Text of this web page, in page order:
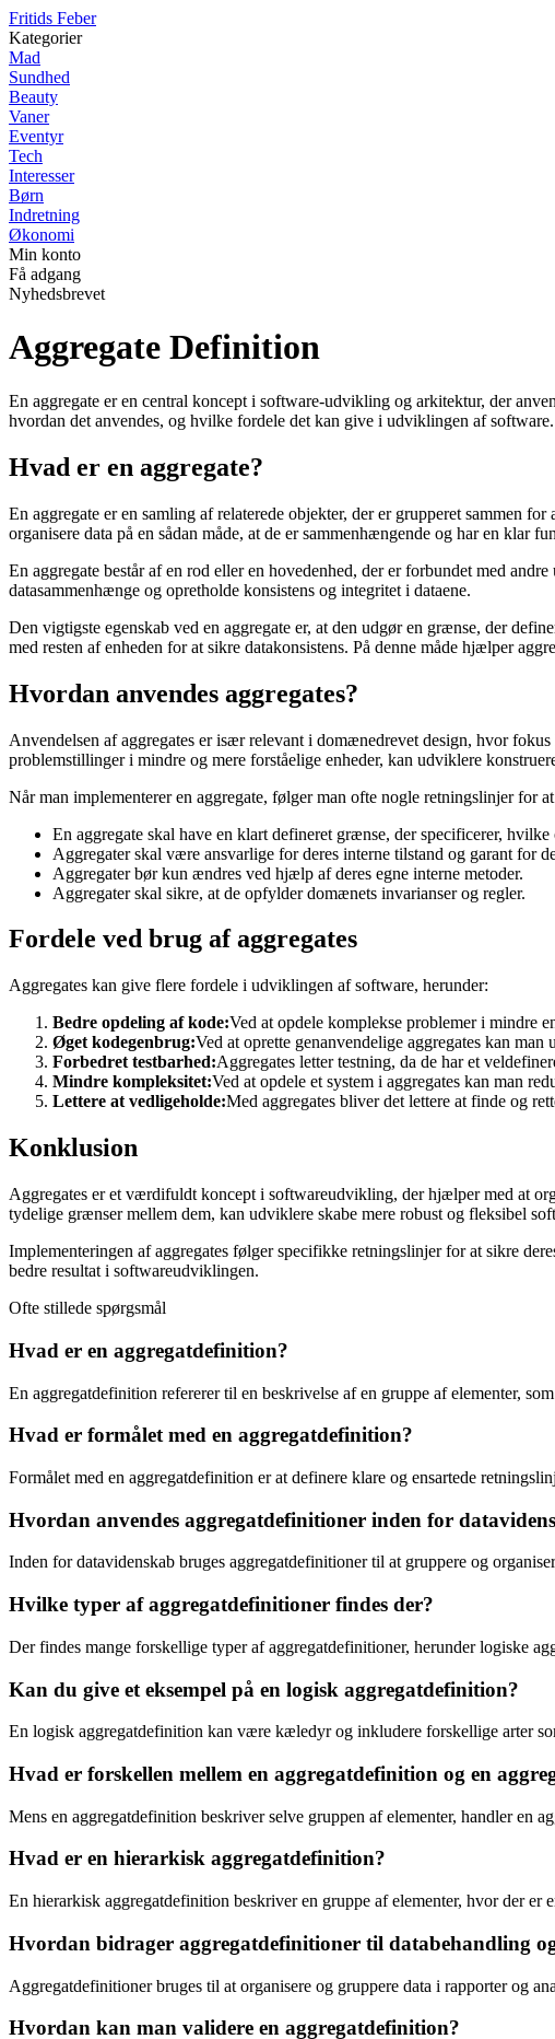
Fritids Feber
Kategorier
Mad
Sundhed
Beauty
Vaner
Eventyr
Tech
Interesser
Børn
Indretning
Økonomi
Min konto
Få adgang
Nyhedsbrevet
Aggregate Definition
En aggregate er en central koncept i software-udvikling og arkitektur, der
hvordan det anvendes, og hvilke fordele det kan give i udviklingen af software.
Hvad er en aggregate?
En aggregate er en samling af relaterede objekter, der er grupperet sammen
organisere data på en sådan måde, at de er sammenhængende og har en klar
En aggregate består af en rod eller en hovedenhed, der er forbundet med
datasammenhænge og opretholde konsistens og integritet i dataene.
Den vigtigste egenskab ved en aggregate er, at den udgør en grænse, der
med resten af ​​enheden for at sikre datakonsistens. På denne måde hjælper
Hvordan anvendes aggregates?
Anvendelsen af ​​aggregates er især relevant i domænedrevet design, hvor
problemstillinger i mindre og mere forståelige enheder, kan udviklere
Når man implementerer en aggregate, følger man ofte nogle retningslinjer for
En aggregate skal have en klart defineret grænse, der specificerer,
Aggregater skal være ansvarlige for deres interne tilstand og garant for
Aggregater bør kun ændres ved hjælp af deres egne interne metoder.
Aggregater skal sikre, at de opfylder domænets invarianser og regler.
Fordele ved brug af aggregates
Aggregates kan give flere fordele i udviklingen af software, herunder:
Bedre opdeling af kode:Ved at opdele komplekse problemer i mindre
Øget kodegenbrug:Ved at oprette genanvendelige aggregates kan
Forbedret testbarhed:Aggregates letter testning, da de har et
Mindre kompleksitet:Ved at opdele et system i aggregates kan man
Lettere at vedligeholde:Med aggregates bliver det lettere at finde og
Konklusion
Aggregates er et værdifuldt koncept i softwareudvikling, der hjælper med at
tydelige grænser mellem dem, kan udviklere skabe mere robust og fleksibel
Implementeringen af ​​aggregates følger specifikke retningslinjer for at sikre
bedre resultat i softwareudviklingen.
Ofte stillede spørgsmål
Hvad er en aggregatdefinition?
En aggregatdefinition refererer til en beskrivelse af en gruppe af elementer,
Hvad er formålet med en aggregatdefinition?
Formålet med en aggregatdefinition er at definere klare og ensartede
Hvordan anvendes aggregatdefinitioner inden for
Inden for datavidenskab bruges aggregatdefinitioner til at gruppere og
Hvilke typer af aggregatdefinitioner findes der?
Der findes mange forskellige typer af aggregatdefinitioner, herunder logiske
Kan du give et eksempel på en logisk aggregatdefinition?
En logisk aggregatdefinition kan være kæledyr og inkludere forskellige arter
Hvad er forskellen mellem en aggregatdefinition og en
Mens en aggregatdefinition beskriver selve gruppen af elementer, handler en
Hvad er en hierarkisk aggregatdefinition?
En hierarkisk aggregatdefinition beskriver en gruppe af elementer, hvor der
Hvordan bidrager aggregatdefinitioner til databehandling
Aggregatdefinitioner bruges til at organisere og gruppere data i rapporter og
Hvordan kan man validere en aggregatdefinition?